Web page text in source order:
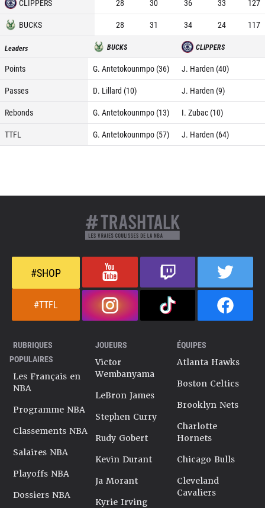
CLIPPERS 28 30 36 33
127
BUCKS
28 31 34 24 117
Leaders BUCKS CLIPPERS
Points G. Antetokounmpo (36)
J. Harden (40)
Passes
D. Lillard (10)
J. Harden (9)
Rebonds
G. Antetokounmpo (13)
I. Zubac (10)
TTFL
G. Antetokounmpo (57) J. Harden (64)
#SHOP
#TTFL
RUBRIQUES
POPULAIRES
Les Français en
NBA
Programme NBA
Classements NBA
Salaires NBA
Playoffs NBA
Dossiers NBA
JOUEURS
Victor
Wembanyama
LeBron James
Stephen Curry
Rudy Gobert
Kevin Durant
Ja Morant
Kyrie Irving
ÉQUIPES
Atlanta Hawks
Boston Celtics
Brooklyn Nets
Charlotte
Hornets
Chicago Bulls
Cleveland
Cavaliers